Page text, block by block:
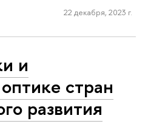
22 декабря, 2023 г.
и
стран
развития